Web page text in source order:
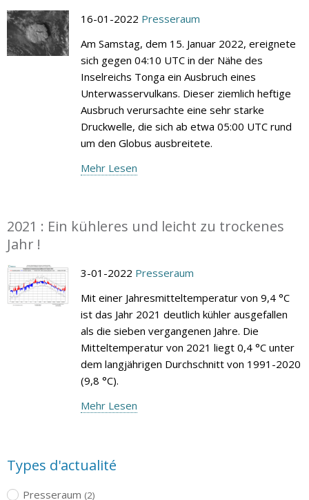
16-01-2022 Presseraum
Am Samstag, dem 15. Januar 2022, ereignete
sich gegen 04:10 UTC in der Nähe des
Inselreichs Tonga ein Ausbruch eines
Unterwasservulkans. Dieser ziemlich heftige
Ausbruch verursachte eine sehr starke
Druckwelle, die sich ab etwa 05:00 UTC rund
um den Globus ausbreitete.
Mehr Lesen
2021 : Ein kühleres und leicht zu trockenes
Jahr !
3-01-2022 Presseraum
Mit einer Jahresmitteltemperatur von 9,4 °C
ist das Jahr 2021 deutlich kühler ausgefallen
als die sieben vergangenen Jahre. Die
Mitteltemperatur von 2021 liegt 0,4 °C unter
dem langjährigen Durchschnitt von 1991-2020
(9,8 °C).
Mehr Lesen
Types d'actualité
Presseraum (2)